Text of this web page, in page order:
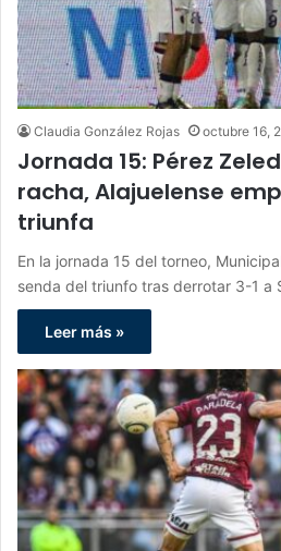
Claudia González Rojas octubre 16,
Jornada 15: Pérez
racha, Alajuelense
triunfa
En la jornada 15 del torneo,
senda del triunfo tras derrotar 3-1 a
Leer más »